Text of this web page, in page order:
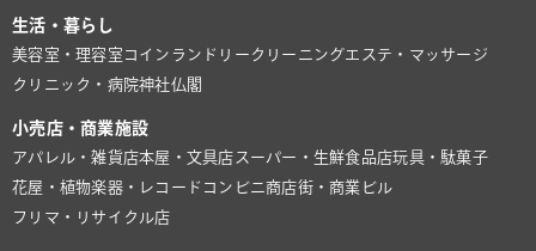
生活・暮らし
美容室・理容室 コインランドリー クリーニングエステ・マッサージ
クリニック・病院神社仏閣
小売店・商業施設
アパレル・雑貨店本屋・文具店 スーパー・生鮮食品店玩具・駄菓子
花屋・植物楽器・レコード コンビニ商店街・商業ビル
フリマ・リサイクル店